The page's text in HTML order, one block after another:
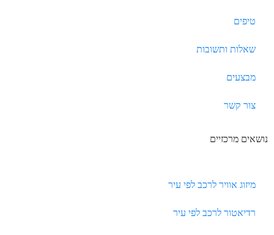
טיפים
שאלות ותשובות
מבצעים
צור קשר
נושאים מרכזיים
מיזוג אוויר לרכב לפי עיר
רדיאטור לרכב לפי עיר